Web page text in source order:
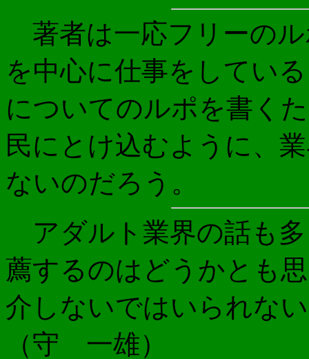
著者は一応フリーの
を中心に仕事をしてい
についてのルポを書く
民にとけ込むように、
ないのだろう。
アダルト業界の話も
薦するのはどうかとも
介しないで
（守 一雄）